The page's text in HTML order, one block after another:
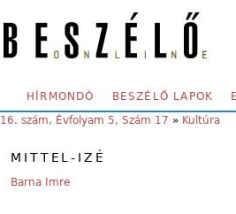
SECONDARY MENU
HÍRMONDÓ BESZÉLŐ LAPOK
YOU ARE HERE:
16. szám, Évfolyam 5, Szám 17 » Kultúra
MITTEL-IZÉ
Barna Imre